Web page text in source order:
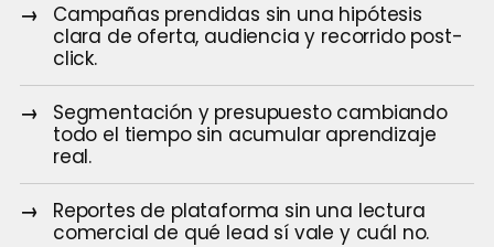
Campañas prendidas sin una hipótesis
clara de oferta, audiencia y recorrido post-
click.
Segmentación y presupuesto cambiando
todo el tiempo sin acumular aprendizaje
real.
Reportes de plataforma sin una lectura
comercial de qué lead sí vale y cuál no.